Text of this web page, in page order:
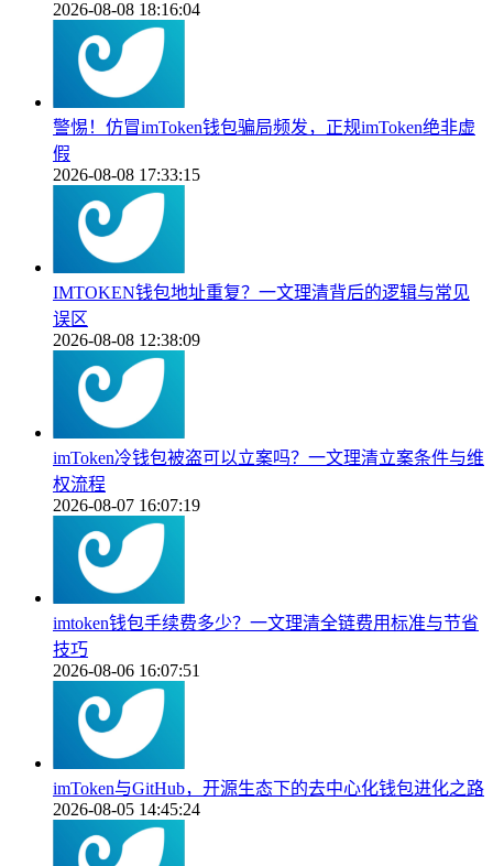
2026-08-08 18:16:04
警惕！仿冒imToken钱包骗局频发，正规imToken绝非虚
假
2026-08-08 17:33:15
IMTOKEN钱包地址重复？一文理清背后的逻辑与常见
误区
2026-08-08 12:38:09
imToken冷钱包被盗可以立案吗？一文理清立案条件与维
权流程
2026-08-07 16:07:19
imtoken钱包手续费多少？一文理清全链费用标准与节省
技巧
2026-08-06 16:07:51
imToken与GitHub，开源生态下的去中心化钱包进化之路
2026-08-05 14:45:24